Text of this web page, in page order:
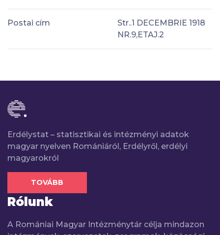
Postai cím
Str..1 DECEMBRIE 1918
NR.9,ETAJ.2
Erdélystat – statisztikai és intézményi adatok
magyar nyelven Romániáról, Erdélyről, erdélyi
magyarokról
TOVÁBB
Rólunk
A Romániai Magyar Intézménytár célja mindazon